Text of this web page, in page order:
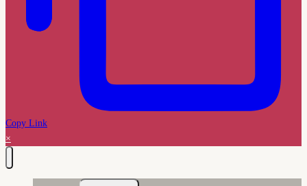
Copy Link
×